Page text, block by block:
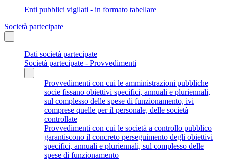
Enti pubblici vigilati - in formato tabellare
Società partecipate
Dati società partecipate
Società partecipate - Provvedimenti
Provvedimenti con cui le amministrazioni pubbliche
socie fissano obiettivi specifici, annuali e pluriennali,
sul complesso delle spese di funzionamento, ivi
comprese quelle per il personale, delle società
controllate
Provvedimenti con cui le società a controllo pubblico
garantiscono il concreto perseguimento degli obiettivi
specifici, annuali e pluriennali, sul complesso delle
spese di funzionamento